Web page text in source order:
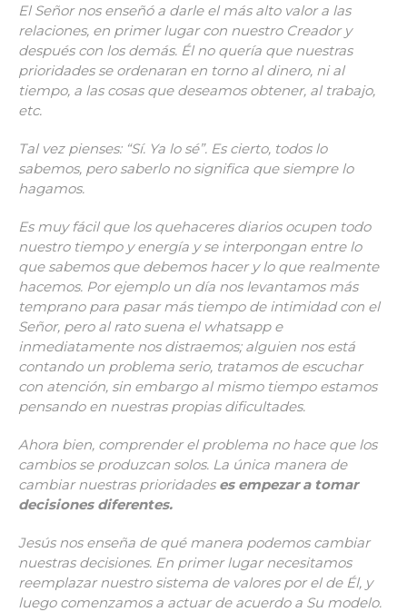
El Señor nos enseñó a darle el más alto valor a las
relaciones, en primer lugar con nuestro Creador y
después con los demás. Él no quería que nuestras
prioridades se ordenaran en torno al dinero, ni al
tiempo, a las cosas que deseamos obtener, al trabajo,
etc.
Tal vez pienses: “Sí. Ya lo sé”. Es cierto, todos lo
sabemos, pero saberlo no significa que siempre lo
hagamos.
Es muy fácil que los quehaceres diarios ocupen todo
nuestro tiempo y energía y se interpongan entre lo
que sabemos que debemos hacer y lo que realmente
hacemos. Por ejemplo un día nos levantamos más
temprano para pasar más tiempo de intimidad con el
Señor, pero al rato suena el whatsapp e
inmediatamente nos distraemos; alguien nos está
contando un problema serio, tratamos de escuchar
con atención, sin embargo al mismo tiempo estamos
pensando en nuestras propias dificultades.
Ahora bien, comprender el problema no hace que los
cambios se produzcan solos. La única manera de
cambiar nuestras prioridades es empezar a tomar
decisiones diferentes.
Jesús nos enseña de qué manera podemos cambiar
nuestras decisiones. En primer lugar necesitamos
reemplazar nuestro sistema de valores por el de Él, y
luego comenzamos a actuar de acuerdo a Su modelo.